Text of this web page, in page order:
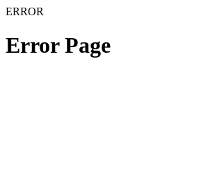
ERROR
Error Page